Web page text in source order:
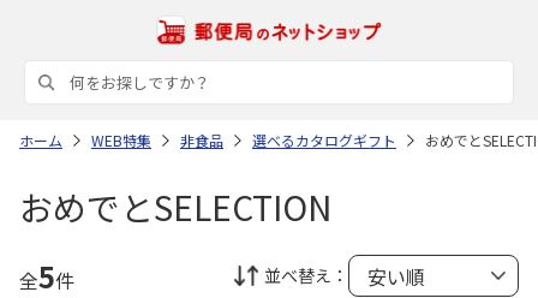
ホーム WEB特集 非食品 選べるカタログギフト おめでと
おめでとSELECTION
全5件 並べ替え：